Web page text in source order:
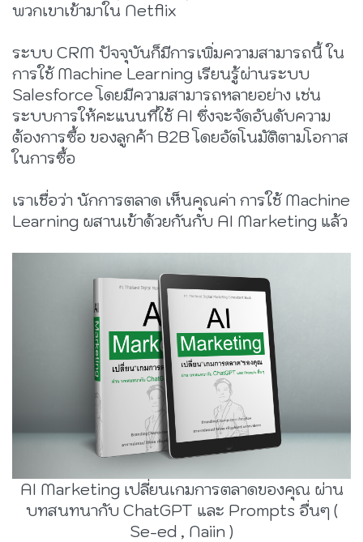
พวกเขาเข้ามาใน Netflix
ระบบ CRM ปัจจุบันก็มีการเพิ่มความสามารถนี้ ใน
การใช้ Machine Learning เรียนรู้ผ่านระบบ
Salesforce โดยมีความสามารถหลายอย่าง เช่น
ระบบการให้คะแนนที่ใช้ AI ซึ่งจะจัดอันดับความ
ต้องการซื้อ ของลูกค้า B2B โดยอัตโนมัติตามโอกาส
ในการซื้อ
เราเชื่อว่า นักการตลาด เห็นคุณค่า การใช้ Machine
Learning ผสานเข้าด้วยกันกับ AI Marketing แล้ว
AI Marketing เปลี่ยนเกมการตลาดของคุณ ผ่าน
บทสนทนากับ ChatGPT และ Prompts อื่นๆ (
Se-ed , Naiin )